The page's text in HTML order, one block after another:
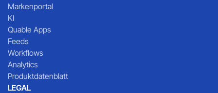
Markenportal
KI
Quable Apps
Feeds
Workflows
Analytics
Produktdatenblatt
LEGAL